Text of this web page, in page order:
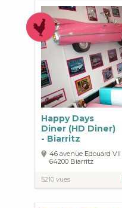
Happy Days
Diner (HD Diner)
- Biarritz
46 avenue Edouard VII
64200 Biarritz
5210 vues